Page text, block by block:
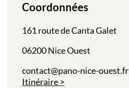
Coordonnées
161 route de Canta Galet
06200 Nice Ouest
contact@pano-nice-ouest.fr
Itinéraire